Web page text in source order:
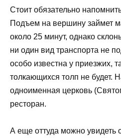
Стоит обязательно
Подъем на вершину займет
около 25 минут, однако
ни один вид транспорта не
особо известна у приезжих,
толкающихся толп не будет.
одноименная церковь
ресторан.
А еще оттуда можно увидеть